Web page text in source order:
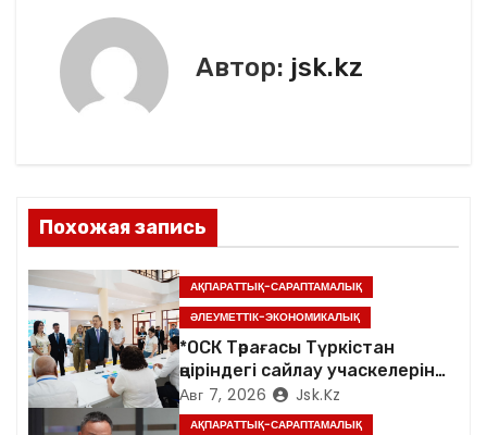
я
п
о
з
а
Автор: jsk.kz
Похожая запись
АҚПАРАТТЫҚ-САРАПТАМАЛЫҚ
ӘЛЕУМЕТТІК-ЭКОНОМИКАЛЫҚ
*ОСК Төрағасы Түркістан
өңіріндегі сайлау учаскелерін
аралады*
Авг 7, 2026 Jsk.kz
АҚПАРАТТЫҚ-САРАПТАМАЛЫҚ